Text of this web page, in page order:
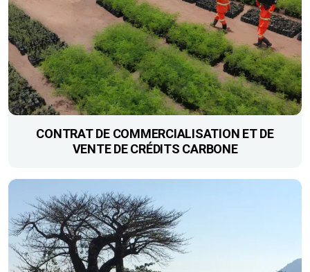
CONTRAT DE COMMERCIALISATION ET DE
VENTE DE CRÉDITS CARBONE